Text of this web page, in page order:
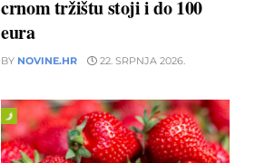
crnom tržištu stoji i do 100
eura
BY NOVINE.HR 22. SRPNJA 2026.